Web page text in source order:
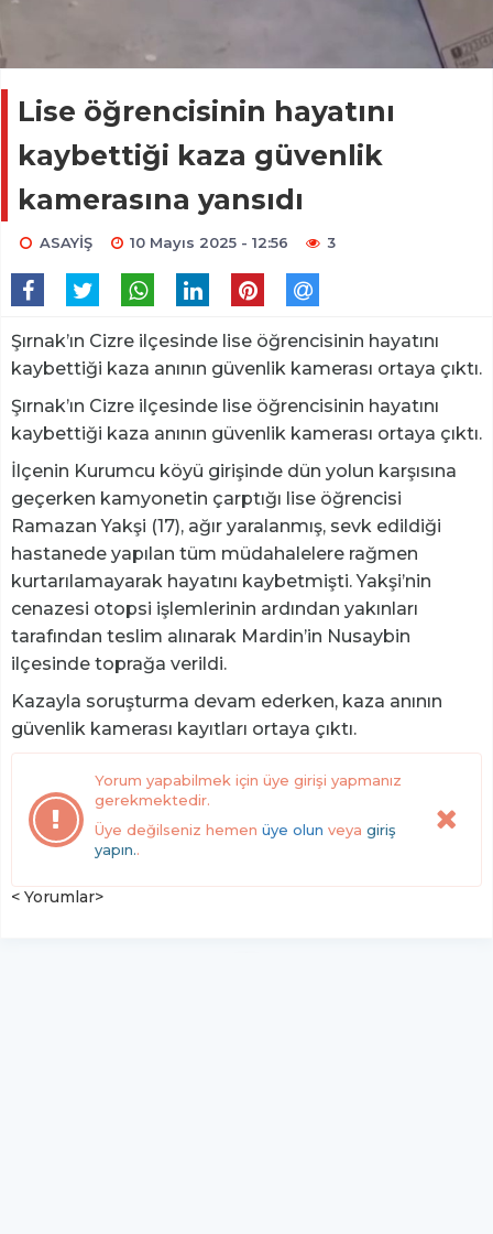
Lise öğrencisinin hayatını
kaybettiği kaza güvenlik
kamerasına yansıdı
ASAYİŞ 10 Mayıs 2025 - 12:56 3
Şırnak’ın Cizre ilçesinde lise öğrencisinin hayatını
kaybettiği kaza anının güvenlik kamerası ortaya çıktı.
Şırnak’ın Cizre ilçesinde lise öğrencisinin hayatını
kaybettiği kaza anının güvenlik kamerası ortaya çıktı.
İlçenin Kurumcu köyü girişinde dün yolun karşısına
geçerken kamyonetin çarptığı lise öğrencisi
Ramazan Yakşi (17), ağır yaralanmış, sevk edildiği
hastanede yapılan tüm müdahalelere rağmen
kurtarılamayarak hayatını kaybetmişti. Yakşi’nin
cenazesi otopsi işlemlerinin ardından yakınları
tarafından teslim alınarak Mardin’in Nusaybin
ilçesinde toprağa verildi.
Kazayla soruşturma devam ederken, kaza anının
güvenlik kamerası kayıtları ortaya çıktı.
Yorum yapabilmek için üye girişi yapmanız
gerekmektedir.
Üye değilseniz hemen üye olun veya giriş
yapın..
< Yorumlar>